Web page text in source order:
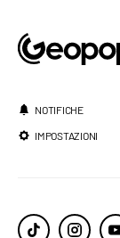
NOTIFICHE
IMPOSTAZIONI